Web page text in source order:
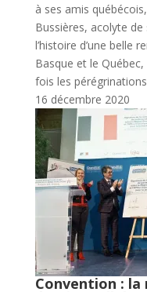
à ses amis
Bussières, acolyte de
l’histoire d’une belle
Basque et le Québec,
fois les
16 décembre 2020
Convention : la